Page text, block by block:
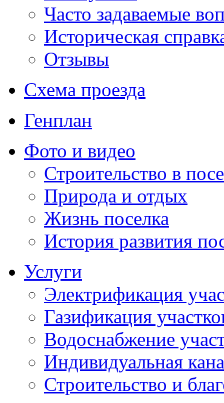
Часто задаваемые
Историческая
Отзывы
Схема проезда
Генплан
Фото и видео
Строительство в
Природа и отдых
Жизнь поселка
История развития
Услуги
Электрификация
Газификация
Водоснабжение
Индивидуальная
Строительство и